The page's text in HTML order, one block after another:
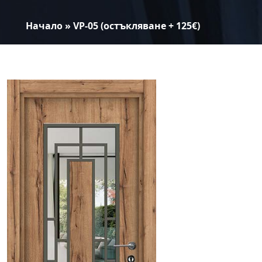
Начало» VP-05 (остъкляване + 125€)